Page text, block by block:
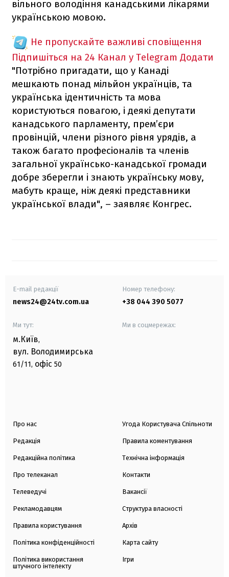
вільного володіння канадськими лікарями
українською мовою.
Не пропускайте важливі сповіщення
Підпишіться на 24 Канал у Telegram Додати
"Потрібно пригадати, що у Канаді
мешкають понад мільйон українців, та
українська ідентичність та мова
користуються повагою, і деякі депутати
канадського парламенту, прем’єри
провінцій, члени різного рівня урядів, а
також багато професіоналів та членів
загальної українсько-канадської громади
добре зберегли і знають українську мову,
мабуть краще, ніж деякі представники
української влади", – заявляє Конгрес.
E-mail редакції
news24@24tv.com.ua
Номер телефону:
+38 044 390 5077
Ми тут:
м.Київ,
вул. Володимирська
61/11, офіс 50
Ми в соцмережах:
Про нас
Редакція
Редакційна політика
Про телеканал
Телеведучі
Рекламодавцям
Правила користування
Політика конфіденційності
Політика використання
штучного інтелекту
Угода Користувача Спільноти
Правила коментування
Технічна інформація
Контакти
Вакансії
Структура власності
Архів
Карта сайту
Ігри